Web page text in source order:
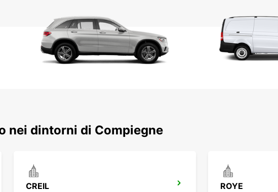
nei dintorni di Compiegne
CREIL ROYE